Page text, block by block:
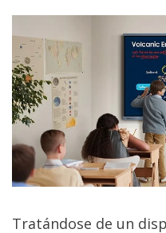
2026.Algunos
reservados.
Tratándose de un